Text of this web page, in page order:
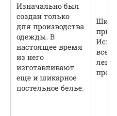
Изначально был
создан только
для производства
одежды. В
настоящее время
из него
изготавливают
еще и шикарное
постельное белье.
всех